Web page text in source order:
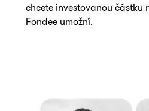
chcete investovanou částku
Fondee umožní.